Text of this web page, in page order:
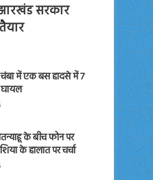
सरकार
में एक बस हादसे में 7
घायल
के बीच फोन पर
के हालात पर चर्चा